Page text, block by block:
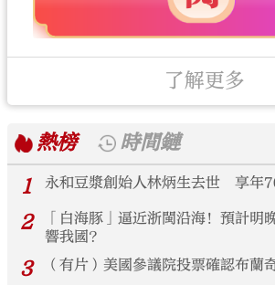
了解更多
熱榜
時間鏈
1
永和豆漿創始人林炳生去世 享年
2
「白海豚」逼近浙閩沿海！預計
響我國？
3 （有片）美國參議院投票確認布蘭